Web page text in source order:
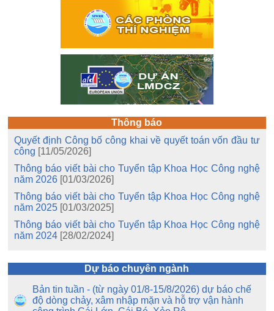
Thông báo
Quyết định Công bố công khai về quyết toán vốn đầu tư
công [11/05/2026]
Thông báo viết bài cho Tuyển tập Khoa Học Công nghệ
năm 2026 [01/03/2026]
Thông báo viết bài cho Tuyển tập Khoa Học Công nghệ
năm 2025 [01/03/2025]
Thông báo viết bài cho Tuyển tập Khoa Học Công nghệ
năm 2024 [28/02/2024]
Dự báo chuyên ngành
Bản tin tuần - (từ ngày 01/8-15/8/2026) dự báo chế
độ dòng chảy, xâm nhập mặn và hỗ trợ vận hành